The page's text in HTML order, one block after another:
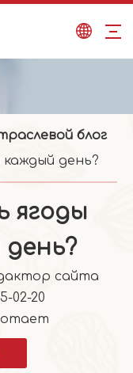
блог
день?
ягоды
сайта
02-20